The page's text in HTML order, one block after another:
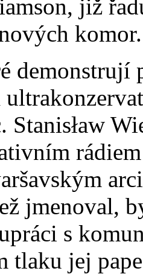
již
komor.
demonstrují
jmenoval,
s
tlaku jej